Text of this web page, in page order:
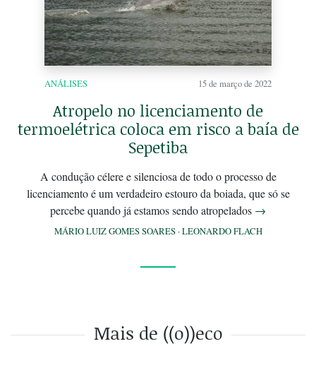
ANÁLISES 15 de março de 2022
Atropelo no licenciamento de
termoelétrica coloca em risco a baía de
Sepetiba
A condução célere e silenciosa de todo o processo de
licenciamento é um verdadeiro estouro da boiada, que só se
percebe quando já estamos sendo atropelados →
MÁRIO LUIZ GOMES SOARES·LEONARDO FLACH
Mais de ((o))eco